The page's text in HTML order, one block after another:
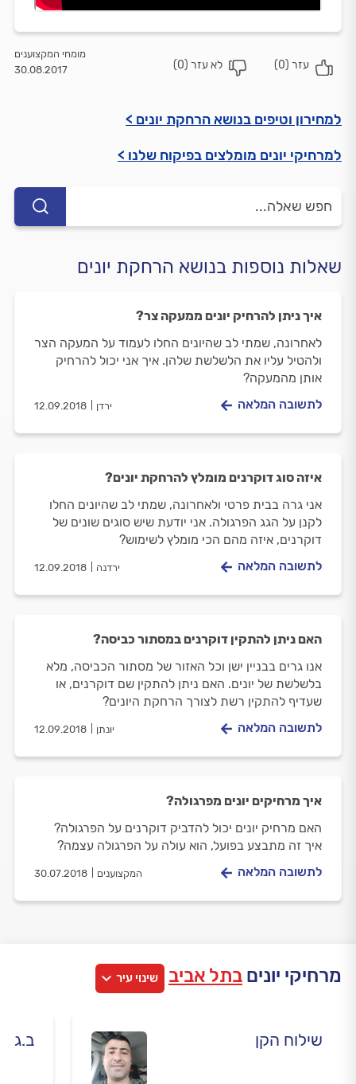
0
)
0
)
מומחי המקצוענים
30.08.2017
למחירון וטיפים בנושא הרחקת יונים >
למרחיקי יונים מומלצים בפיקוח שלנו >
שאלות נוספות בנושא הרחקת יונים
איך ניתן להרחיק יונים ממעקה צר?
לאחרונה, שמתי לב שהיונים החלו לעמוד על המעקה הצר
ולהטיל עליו את הלשלשת שלהן. איך אני יכול להרחיק
אותן מהמעקה?
ירדן 12.09.2018 לתשובה המלאה
איזה סוג דוקרנים מומלץ להרחקת יונים?
אני גרה בבית פרטי ולאחרונה, שמתי לב שהיונים החלו
לקנן על הגג הפרגולה. אני יודעת שיש סוגים שונים של
דוקרנים, איזה מהם הכי מומלץ לשימוש?
ירדנה 12.09.2018 לתשובה המלאה
האם ניתן להתקין דוקרנים במסתור כביסה?
אנו גרים בבניין ישן וכל האזור של מסתור הכביסה, מלא
בלשלשת של יונים. האם ניתן להתקין שם דוקרנים, או
שעדיף להתקין רשת לצורך הרחקת היונים?
יונתן 12.09.2018 לתשובה המלאה
איך מרחיקים יונים מפרגולה?
האם מרחיק יונים יכול להדביק דוקרנים על הפרגולה?
איך זה מתבצע בפועל, הוא עולה על הפרגולה עצמה?
המקצוענים 30.07.2018 לתשובה המלאה
מרחיקי יונים בתל אביב שינוי עיר
שילוח הקן ב.ג